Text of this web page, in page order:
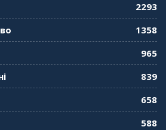
2293
1358
965
839
658
588